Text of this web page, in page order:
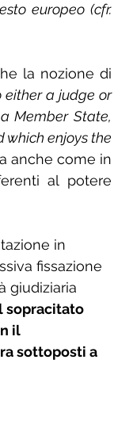
europeo (cfr.
la nozione di
either a judge or
Member State,
enjoys the
anche come in
al potere
in
fissazione
giudiziaria
sopracitato
il
sottoposti a